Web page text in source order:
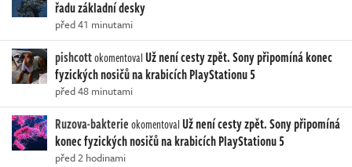
řadu základní desky
před 41 minutami
pishcottokomentovalUž není cesty zpět. Sony připomíná konec
fyzických nosičů na krabicích PlayStationu 5
před 48 minutami
Ruzova-bakterieokomentovalUž není cesty zpět. Sony připomíná
konec fyzických nosičů na krabicích PlayStationu 5
před 2 hodinami